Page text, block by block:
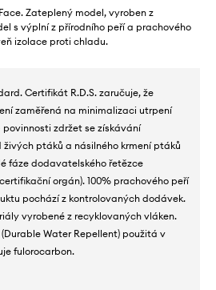
Zateplený model, vyroben z
s výplní z přírodního peří a prachového
izolace proti chladu.
Certifikát R.D.S. zaručuje, že
zaměřená na minimalizaci utrpení
zdržet se získávání
ptáků a násilného krmení ptáků
fáze dodavatelského řetězce
orgán). 100% prachového peří
pochází z kontrolovaných dodávek.
vyrobené z recyklovaných vláken.
Water Repellent) použitá v
fulorocarbon.